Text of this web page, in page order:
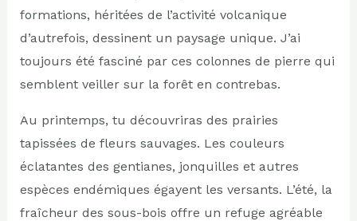
formations, héritées de l’activité volcanique
d’autrefois, dessinent un paysage unique. J’ai
toujours été fasciné par ces colonnes de pierre qui
semblent veiller sur la forêt en contrebas.
Au printemps, tu découvriras des prairies
tapissées de fleurs sauvages. Les couleurs
éclatantes des gentianes, jonquilles et autres
espèces endémiques égayent les versants. L’été, la
fraîcheur des sous-bois offre un refuge agréable